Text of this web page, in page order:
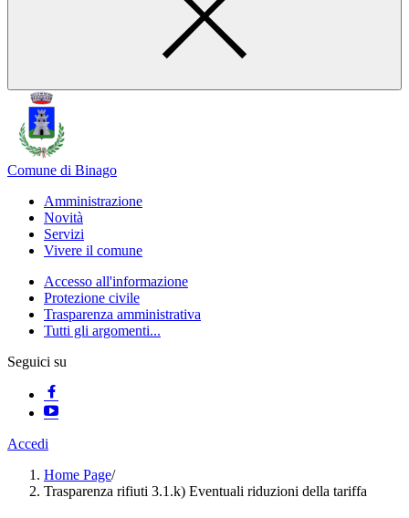
Comune di Binago
Amministrazione
Novità
Servizi
Vivere il comune
Accesso all'informazione
Protezione civile
Trasparenza amministrativa
Tutti gli argomenti...
Seguici su
Accedi
Home Page/
Trasparenza rifiuti 3.1.k) Eventuali riduzioni della tariffa